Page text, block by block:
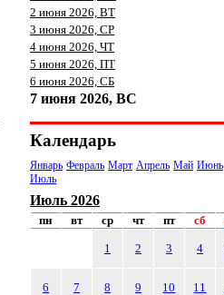
2 июня 2026, ВТ
3 июня 2026, СР
4 июня 2026, ЧТ
5 июня 2026, ПТ
6 июня 2026, СБ
7 июня 2026, ВС
Календарь
Январь Февраль Март Апрель Май Июнь
Июль
Июль 2026
пн вт ср чт пт сб
1 2 3 4
6 7 8 9 10 11